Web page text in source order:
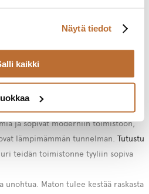
Näytä tiedot
kaikki
esiin helppohoitoisuudessa ja
tilan tunnelmaan ja sisustukseen.
mutta voivat tehdä tilasta
mutta vaativat useampia
suosivat luonnollisia maansävyjä ja
monenlaisiin sisustustyyleihin.
tuoda persoonallisuutta toimistoon.
ja sopivat moderniin toimistoon,
lämpimämmän tunnelman. Tutustu
teidän toimistonne tyyliin sopiva
unohtua. Maton tulee kestää raskasta